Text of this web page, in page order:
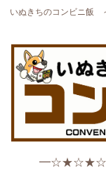
いぬきちのコンビニ飯